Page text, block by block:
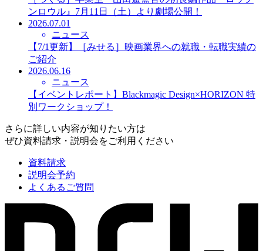
ンロウル』7月11日（土）より劇場公開！
2026.07.01
ニュース
【7/1更新】［みせる］映画業界への就職・転職実績の
ご紹介
2026.06.16
ニュース
【イベントレポート】Blackmagic Design×HORIZON 特
別ワークショップ！
さらに詳しい内容が知りたい方は
ぜひ資料請求・説明会をご利用ください
資料請求
説明会予約
よくあるご質問